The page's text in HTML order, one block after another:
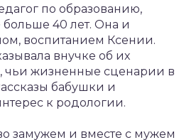
по образованию,
40 лет. Она и
воспитанием Ксении.
внучке об их
чьи жизненные сценарии в
бабушки и
к родологии.
замужем и вместе с мужем